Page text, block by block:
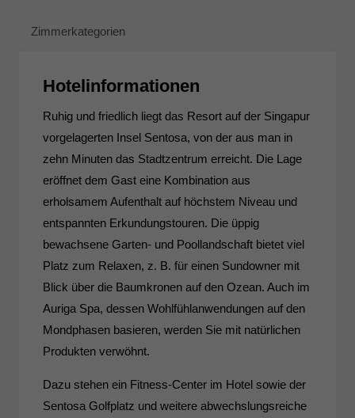
Zimmerkategorien
Hotelinformationen
Ruhig und friedlich liegt das Resort auf der Singapur
vorgelagerten Insel Sentosa, von der aus man in
zehn Minuten das Stadtzentrum erreicht. Die Lage
eröffnet dem Gast eine Kombination aus
erholsamem Aufenthalt auf höchstem Niveau und
entspannten Erkundungstouren. Die üppig
bewachsene Garten- und Poollandschaft bietet viel
Platz zum Relaxen, z. B. für einen Sundowner mit
Blick über die Baumkronen auf den Ozean. Auch im
Auriga Spa, dessen Wohlfühlanwendungen auf den
Mondphasen basieren, werden Sie mit natürlichen
Produkten verwöhnt.
Dazu stehen ein Fitness-Center im Hotel sowie der
Sentosa Golfplatz und weitere abwechslungsreiche